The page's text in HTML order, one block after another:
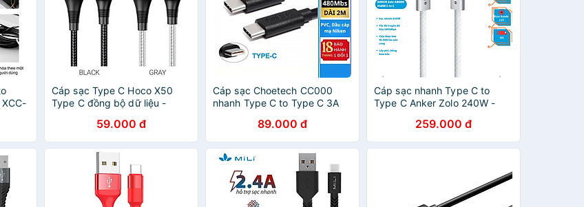
Cáp sạc Type C Hoco X50
Type C đồng bộ dữ liệu -
59.000 đ
Cáp sạc Choetech CC000
nhanh Type C to Type C 3A
89.000 đ
Cáp sạc nhanh Type C to
Type C Anker Zolo 240W -
259.000 đ